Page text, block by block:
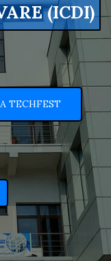
(ICDI)
TECHFEST